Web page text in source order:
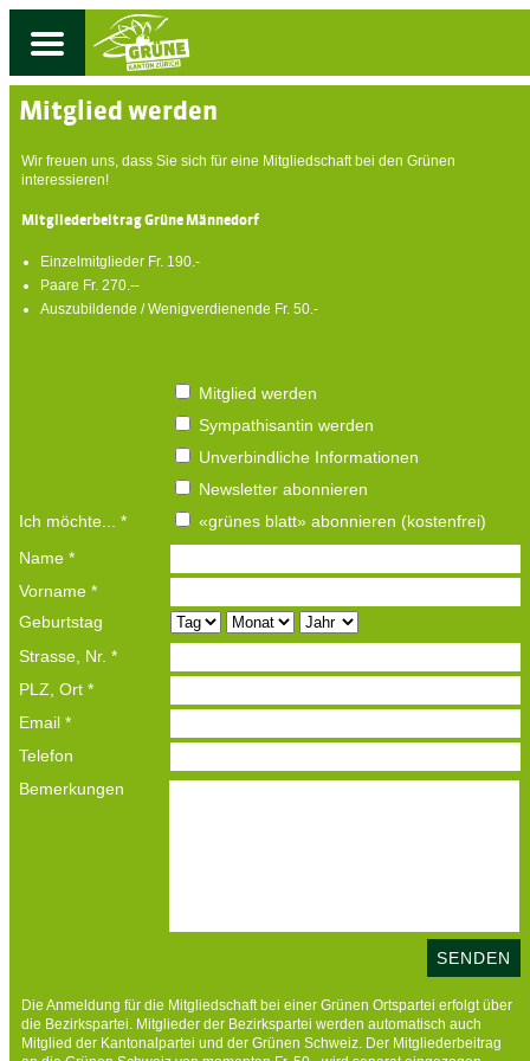
Mitglied werden
Wir freuen uns, dass Sie sich für eine Mitgliedschaft bei den Grünen
interessieren!
Mitgliederbeitrag Grüne Männedorf
Einzelmitglieder Fr. 190.-
Paare Fr. 270.--
Auszubildende / Wenigverdienende Fr. 50.-
Ich möchte... *
Mitglied werden
Sympathisantin werden
Unverbindliche Informationen
Newsletter abonnieren
«grünes blatt» abonnieren (kostenfrei)
Name *
Vorname *
Geburtstag
Strasse, Nr. *
PLZ, Ort *
Email *
Telefon
Bemerkungen
Die Anmeldung für die Mitgliedschaft bei einer Grünen Ortspartei erfolgt über
die Bezirkspartei. Mitglieder der Bezirkspartei werden automatisch auch
Mitglied der Kantonalpartei und der Grünen Schweiz. Der Mitgliederbeitrag